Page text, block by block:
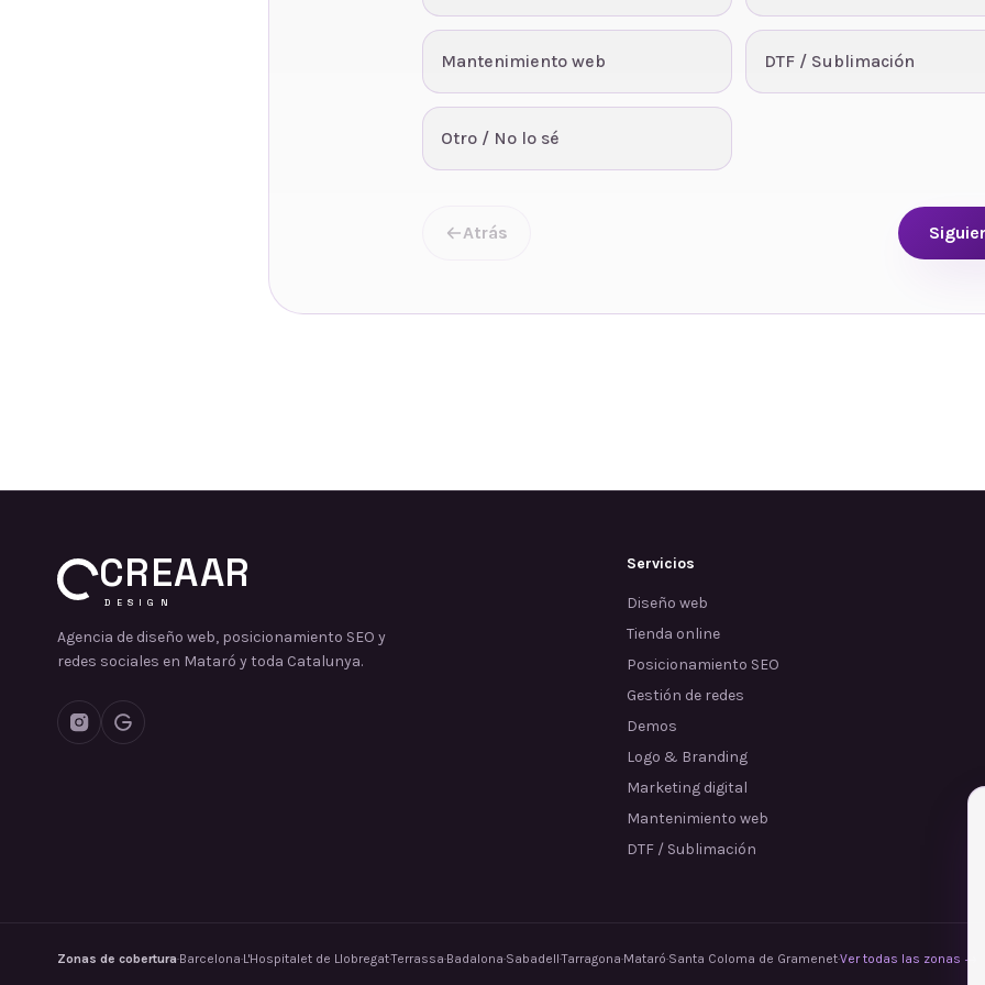
Mantenimiento web DTF / Sublimación
Otro / No lo sé
Atrás
CREAAR
DESIGN
Agencia de diseño web, posicionamiento SEO y
redes sociales en Mataró y toda Catalunya.
Servicios
Diseño web
Tienda online
Posicionamiento SEO
Gestión de redes
Demos
Logo & Branding
Marketing digital
Mantenimiento web
DTF / Sublimación
Zonas de cobertura·Barcelona·L'Hospitalet de Llobregat·Terrassa·Badalona·Sabadell·Tarragona·Mataró·Santa Coloma de Gramenet·Ver todas las zonas →